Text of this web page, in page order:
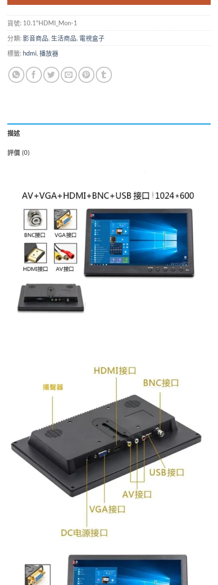
貨號: 10.1"HDMI_Mon-1
分類:影音商品, 生活商品, 電視盒子
標籤: hdmi, 播放器
描述
評價 (0)